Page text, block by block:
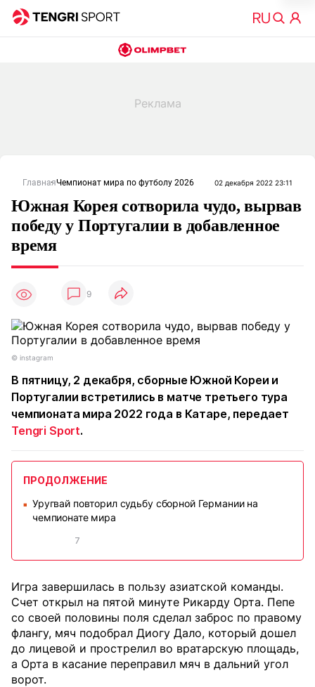
ГлавнаяЧемпионат мира по футболу 2026 02 декабря 2022 23:11
Южная Корея сотворила чудо, вырвав
победу у Португалии в добавленное
время
9
© instagram
В пятницу, 2 декабря, сборные Южной Кореи и
Португалии встретились в матче третьего тура
чемпионата мира 2022 года в Катаре, передает
Tengri Sport.
ПРОДОЛЖЕНИЕ
■
Уругвай повторил судьбу сборной Германии на
чемпионате мира
7
Игра завершилась в пользу азиатской команды.
Счет открыл на пятой минуте Рикарду Орта. Пепе
со своей половины поля сделал заброс по правому
флангу, мяч подобрал Диогу Дало, который дошел
до лицевой и прострелил во вратарскую площадь,
а Орта в касание переправил мяч в дальний угол
ворот.